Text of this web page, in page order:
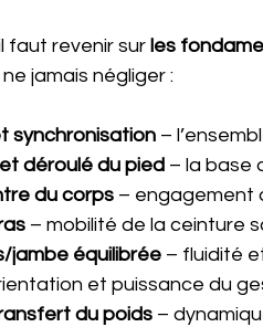
faut revenir sur les
jamais négliger :
synchronisation –
déroulé du pied – la base
du corps – engagement
– mobilité de la ceinture
jambe équilibrée – fluidité
et puissance du
du poids –